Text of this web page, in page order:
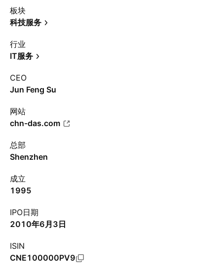
板块
科技服务
行业
IT服务
CEO
Jun Feng Su
网站
chn-das.com
总部
Shenzhen
成立
1995
IPO日期
2010年6月3日
ISIN
CNE100000PV9